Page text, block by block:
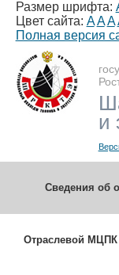
Размер шрифта:
Цвет сайта: A A A
Полная версия
и
Сведения об
Отраслевой МЦПК